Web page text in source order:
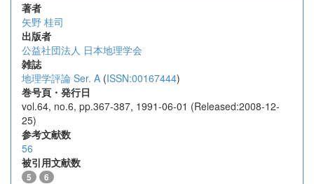
著者
矢野 桂司
出版者
公益社団法人 日本地理学会
雑誌
地理学評論 Ser. A (ISSN:00167444)
巻号頁・発行日
vol.64, no.6, pp.367-387, 1991-06-01 (Released:2008-12-
25)
参考文献数
56
被引用文献数
5 6